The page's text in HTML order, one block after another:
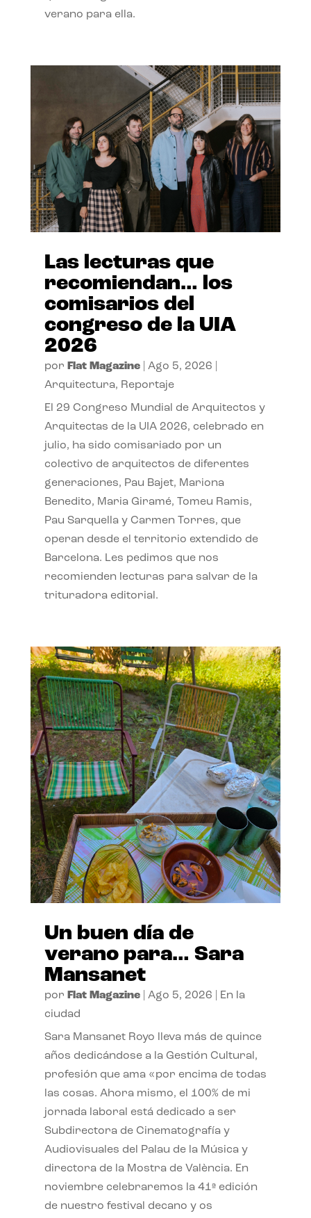
verano para ella.
Las lecturas que
recomiendan… los
comisarios del
congreso de la UIA
2026
por Flat Magazine| Ago 5, 2026
Arquitectura, Reportaje
El 29 Congreso Mundial de Arquitectos y
Arquitectas de la UIA 2026, celebrado en
julio, ha sido comisariado por un
colectivo de arquitectos de diferentes
generaciones, Pau Bajet, Mariona
Benedito, Maria Giramé, Tomeu Ramis,
Pau Sarquella y Carmen Torres, que
operan desde el territorio extendido de
Barcelona. Les pedimos que nos
recomienden lecturas para salvar de la
trituradora editorial.
Un buen día de
verano para… Sara
Mansanet
por Flat Magazine| Ago 5, 2026
En la
ciudad
Sara Mansanet Royo lleva más de quince
años dedicándose a la Gestión Cultural,
profesión que ama «por encima de todas
las cosas. Ahora mismo, el 100% de mi
jornada laboral está dedicado a ser
Subdirectora de Cinematografía y
Audiovisuales del Palau de la Música y
directora de la Mostra de València. En
noviembre celebraremos la 41ª edición
de nuestro festival decano y os